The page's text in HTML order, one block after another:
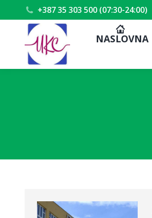
+387 35 303 500 (07:30-24:00)
NASLOVNA